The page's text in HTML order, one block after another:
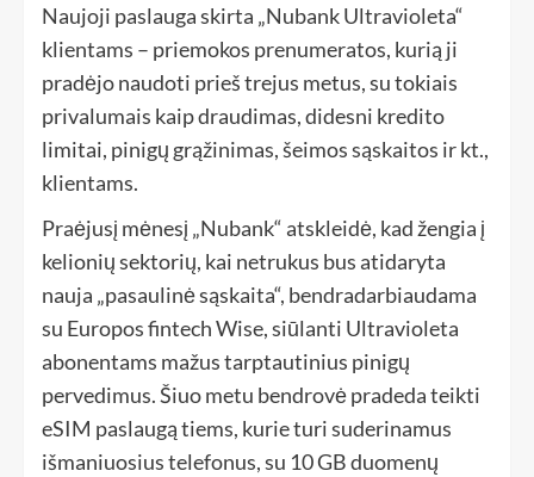
Naujoji paslauga skirta „Nubank Ultravioleta“
klientams – priemokos prenumeratos, kurią ji
pradėjo naudoti prieš trejus metus, su tokiais
privalumais kaip draudimas, didesni kredito
limitai, pinigų grąžinimas, šeimos sąskaitos ir kt.,
klientams.
Praėjusį mėnesį „Nubank“ atskleidė, kad žengia į
kelionių sektorių, kai netrukus bus atidaryta
nauja „pasaulinė sąskaita“, bendradarbiaudama
su Europos fintech Wise, siūlanti Ultravioleta
abonentams mažus tarptautinius pinigų
pervedimus. Šiuo metu bendrovė pradeda teikti
eSIM paslaugą tiems, kurie turi suderinamus
išmaniuosius telefonus, su 10 GB duomenų